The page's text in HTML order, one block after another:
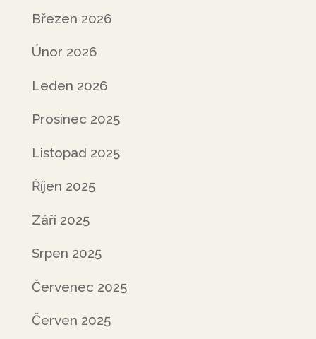
Březen 2026
Únor 2026
Leden 2026
Prosinec 2025
Listopad 2025
Říjen 2025
Září 2025
Srpen 2025
Červenec 2025
Červen 2025